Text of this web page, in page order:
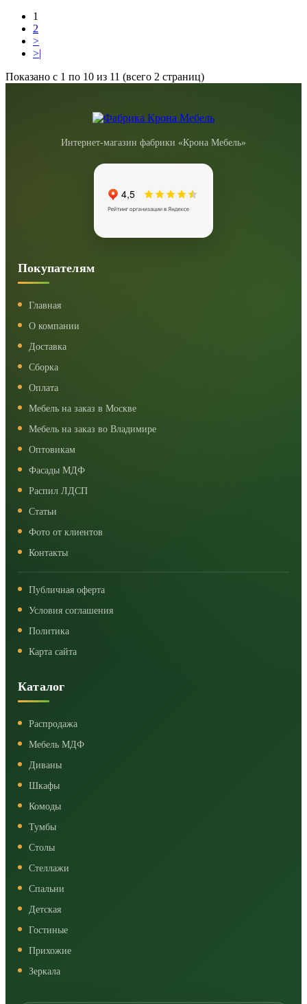
1
2
>
>|
Показано с 1 по 10 из 11 (всего 2 страниц)
Интернет-магазин фабрики «Крона Мебель»
Покупателям
Главная
О компании
Доставка
Сборка
Оплата
Мебель на заказ в Москве
Мебель на заказ во Владимире
Оптовикам
Фасады МДФ
Распил ЛДСП
Статьи
Фото от клиентов
Контакты
Публичная оферта
Условия соглашения
Политика
Карта сайта
Каталог
Распродажа
Мебель МДФ
Диваны
Шкафы
Комоды
Тумбы
Столы
Стеллажи
Спальни
Детская
Гостиные
Прихожие
Зеркала